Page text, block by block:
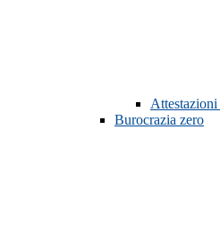
Burocrazia zero